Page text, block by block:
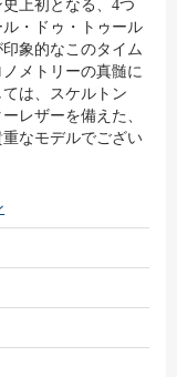
上初となる、4つ
・ドゥ・トゥール
象的なこのタイム
メトリーの真髄に
は、スケルトン
レザーを備えた、
なモデルでござい